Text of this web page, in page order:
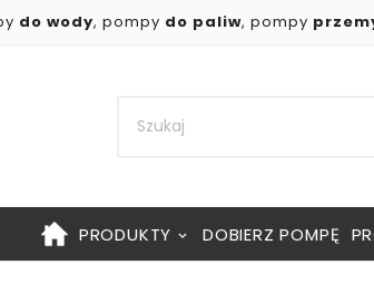
do wody, pompy do paliw, pompy
PRODUKTY DOBIERZ POMPĘ